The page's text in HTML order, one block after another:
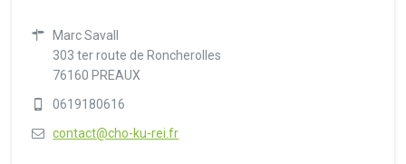
Marc Savall
303 ter route de Roncherolles
76160 PREAUX
0619180616
contact@cho-ku-rei.fr